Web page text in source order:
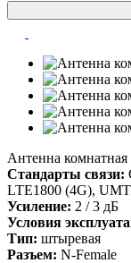
Антенна
Стандарты связи:
LTE1800 (4G),
Усиление: 2 / 3 дБ
Условия
Тип: штыревая
Разъем: N-Female